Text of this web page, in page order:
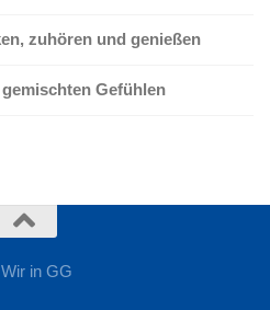
zuhören und genießen
Gefühlen
in GG